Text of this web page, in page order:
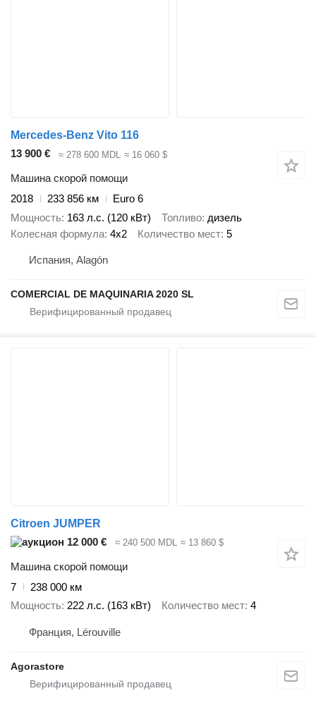
Mercedes-Benz Vito 116
13 900 €
≈ 278 600 MDL ≈ 16 060 $
Машина скорой помощи
2018
233 856 км
Euro 6
Мощность 163 л.с. (120 кВт) Топливо дизель
Колесная формула 4x2 Количество мест 5
Испания, Alagón
COMERCIAL DE MAQUINARIA 2020 SL
Citroen JUMPER
12 000 €
≈ 240 500 MDL ≈ 13 860 $
Машина скорой помощи
7
238 000 км
Мощность 222 л.с. (163 кВт) Количество мест 4
Франция, Lérouville
Agorastore